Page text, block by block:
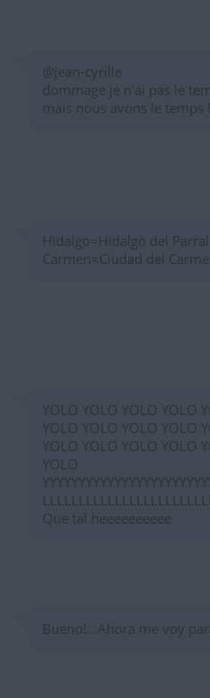
@jean-cyrille
dommage je n'ai pas le
mais nous avons le temps !!!
Hidalgo=Hidalgo del Parral
Carmen=Ciudad del
YOLO YOLO YOLO YOLO
YOLO YOLO YOLO YOLO
YOLO YOLO YOLO YOLO
YOLO
Que tal heeeeeeeeee
Bueno!...Ahora me voy